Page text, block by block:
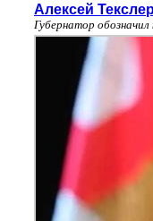
Алексей
Губернатор